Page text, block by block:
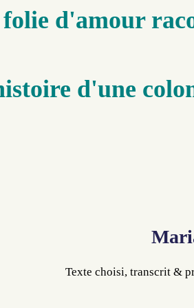
folie d'amour
d'une
Texte choisi, transcrit &